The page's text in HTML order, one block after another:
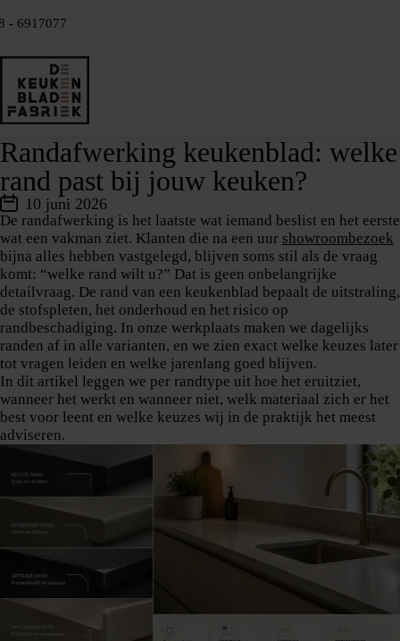
- 6917077
Randafwerking keukenblad: welke
rand past bij jouw keuken?
10 juni 2026
De randafwerking is het laatste wat iemand beslist en het eerste
wat een vakman ziet. Klanten die na een uur showroombezoek
bijna alles hebben vastgelegd, blijven soms stil als de vraag
komt: “welke rand wilt u?” Dat is geen onbelangrijke
detailvraag. De rand van een keukenblad bepaalt de uitstraling,
de stofspleten, het onderhoud en het risico op
randbeschadiging. In onze werkplaats maken we dagelijks
randen af in alle varianten, en we zien exact welke keuzes later
tot vragen leiden en welke jarenlang goed blijven.
In dit artikel leggen we per randtype uit hoe het eruitziet,
wanneer het werkt en wanneer niet, welk materiaal zich er het
best voor leent en welke keuzes wij in de praktijk het meest
adviseren.